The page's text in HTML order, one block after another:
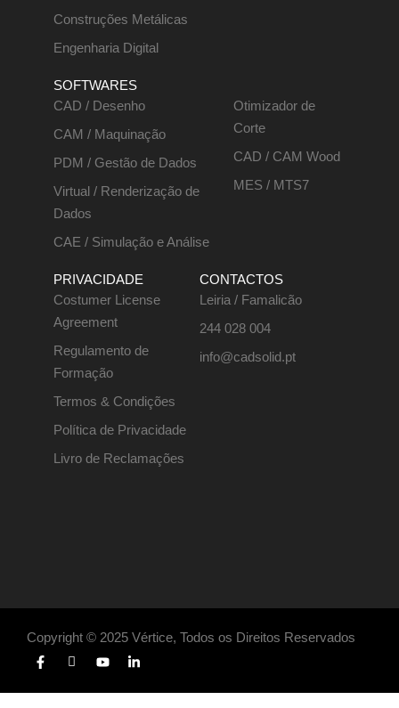
Construções Metálicas
Engenharia Digital
SOFTWARES
CAD / Desenho
CAM / Maquinação
PDM / Gestão de Dados
Virtual / Renderização de
Dados
CAE / Simulação e Análise
Otimizador de
Corte
CAD / CAM Wood
MES / MTS7
PRIVACIDADE
Costumer License
Agreement
Regulamento de
Formação
Termos & Condições
Política de Privacidade
Livro de Reclamações
CONTACTOS
Leiria / Famalicão
244 028 004
info@cadsolid.pt
Copyright © 2025 Vértice, Todos os Direitos Reservados